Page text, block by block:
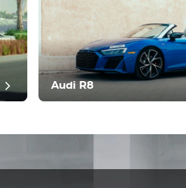
Оставить отзыв
Audi R8